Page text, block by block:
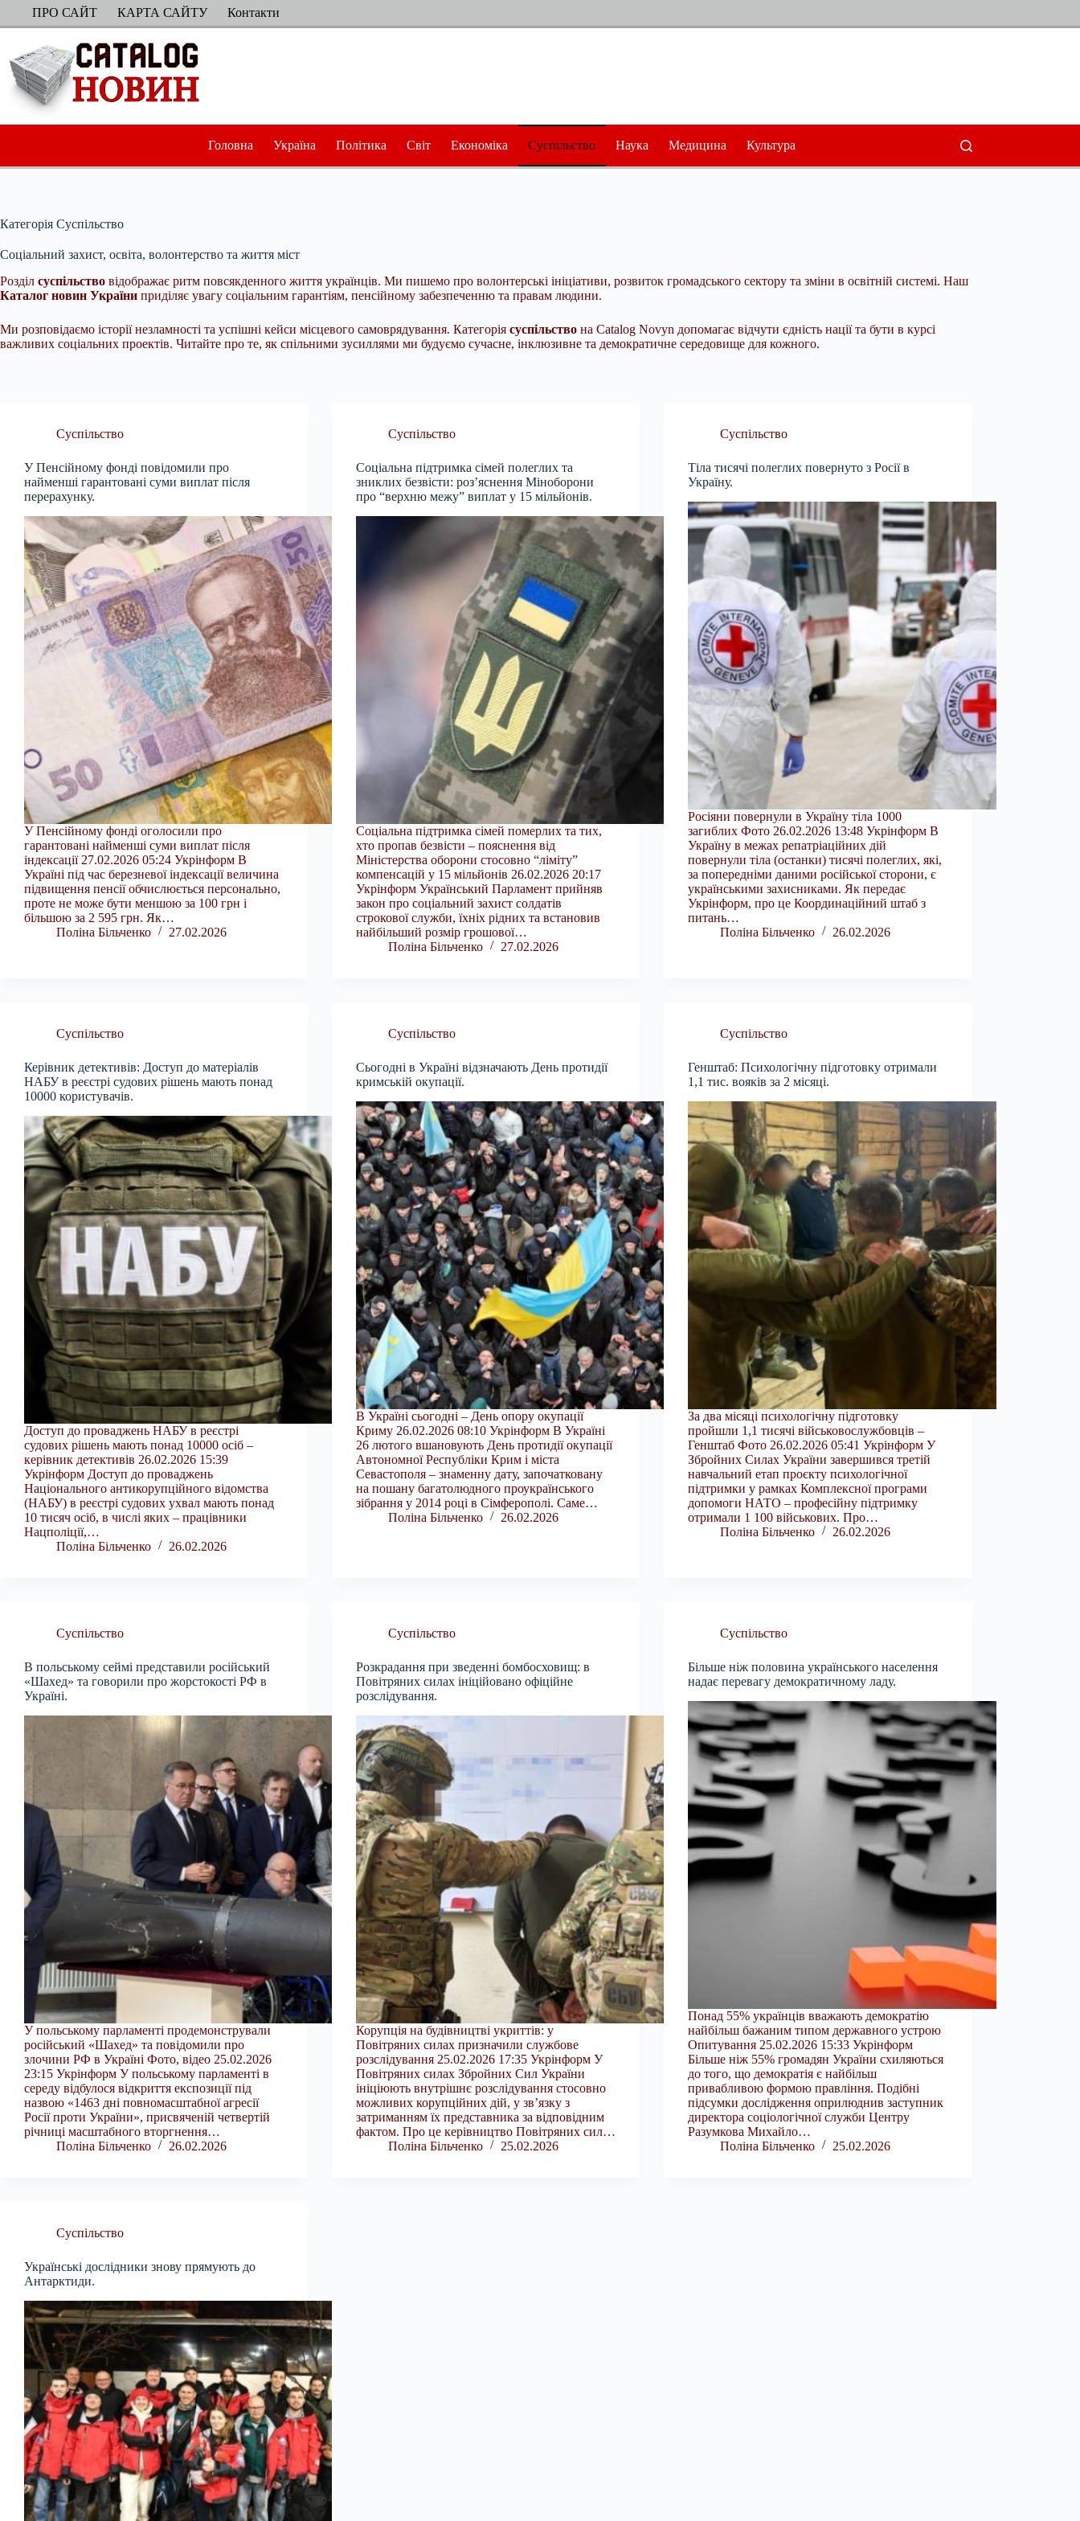
ПерейтиПРО САЙТ КАРТА САЙТУ Контакти
Головна Україна Політика Світ Економіка Суспільство Наука Медицина Культура
Категорія Суспільство
Соціальний захист, освіта, волонтерство та життя міст
Розділ суспільство відображає ритм повсякденного життя українців. Ми пишемо про волонтерські ініціативи, розвиток громадського сектору та зміни в освітній системі. Наш
Каталог новин України приділяє увагу соціальним гарантіям, пенсійному забезпеченню та правам людини.
Ми розповідаємо історії незламності та успішні кейси місцевого самоврядування. Категорія суспільство на Catalog Novyn допомагає відчути єдність нації та бути в курсі
важливих соціальних проектів. Читайте про те, як спільними зусиллями ми будуємо сучасне, інклюзивне та демократичне середовище для кожного.
Суспільство
У Пенсійному фонді повідомили про
найменші гарантовані суми виплат після
перерахунку.
У Пенсійному фонді оголосили про
гарантовані найменші суми виплат після
індексації 27.02.2026 05:24 Укрінформ В
Україні під час березневої індексації величина
підвищення пенсії обчислюється персонально,
проте не може бути меншою за 100 грн і
більшою за 2 595 грн. Як…
Поліна Більченко
27.02.2026
Суспільство
Соціальна підтримка сімей полеглих та
зниклих безвісти: роз’яснення Міноборони
про “верхню межу” виплат у 15 мільйонів.
Соціальна підтримка сімей померлих та тих,
хто пропав безвісти – пояснення від
Міністерства оборони стосовно “ліміту”
компенсацій у 15 мільйонів 26.02.2026 20:17
Укрінформ Український Парламент прийняв
закон про соціальний захист солдатів
строкової служби, їхніх рідних та встановив
найбільший розмір грошової…
Поліна Більченко
27.02.2026
Суспільство
Тіла тисячі полеглих повернуто з Росії в
Україну.
Росіяни повернули в Україну тіла 1000
загиблих Фото 26.02.2026 13:48 Укрінформ В
Україну в межах репатріаційних дій
повернули тіла (останки) тисячі полеглих, які,
за попередніми даними російської сторони, є
українськими захисниками. Як передає
Укрінформ, про це Координаційний штаб з
питань…
Поліна Більченко
26.02.2026
Суспільство
Керівник детективів: Доступ до матеріалів
НАБУ в реєстрі судових рішень мають понад
10000 користувачів.
Доступ до проваджень НАБУ в реєстрі
судових рішень мають понад 10000 осіб –
керівник детективів 26.02.2026 15:39
Укрінформ Доступ до проваджень
Національного антикорупційного відомства
(НАБУ) в реєстрі судових ухвал мають понад
10 тисяч осіб, в числі яких – працівники
Нацполіції,…
Поліна Більченко
26.02.2026
Суспільство
Сьогодні в Україні відзначають День протидії
кримській окупації.
В Україні сьогодні – День опору окупації
Криму 26.02.2026 08:10 Укрінформ В Україні
26 лютого вшановують День протидії окупації
Автономної Республіки Крим і міста
Севастополя – знаменну дату, започатковану
на пошану багатолюдного проукраїнського
зібрання у 2014 році в Сімферополі. Саме…
Поліна Більченко
26.02.2026
Суспільство
Генштаб: Психологічну підготовку отримали
1,1 тис. вояків за 2 місяці.
За два місяці психологічну підготовку
пройшли 1,1 тисячі військовослужбовців –
Генштаб Фото 26.02.2026 05:41 Укрінформ У
Збройних Силах України завершився третій
навчальний етап проєкту психологічної
підтримки у рамках Комплексної програми
допомоги НАТО – професійну підтримку
отримали 1 100 військових. Про…
Поліна Більченко
26.02.2026
Суспільство
В польському сеймі представили російський
«Шахед» та говорили про жорстокості РФ в
Україні.
У польському парламенті продемонстрували
російський «Шахед» та повідомили про
злочини РФ в Україні Фото, відео 25.02.2026
23:15 Укрінформ У польському парламенті в
середу відбулося відкриття експозиції під
назвою «1463 дні повномасштабної агресії
Росії проти України», присвяченій четвертій
річниці масштабного вторгнення…
Поліна Більченко
26.02.2026
Суспільство
Розкрадання при зведенні бомбосховищ: в
Повітряних силах ініційовано офіційне
розслідування.
Корупція на будівництві укриттів: у
Повітряних силах призначили службове
розслідування 25.02.2026 17:35 Укрінформ У
Повітряних силах Збройних Сил України
ініціюють внутрішнє розслідування стосовно
можливих корупційних дій, у зв’язку з
затриманням їх представника за відповідним
фактом. Про це керівництво Повітряних сил…
Поліна Більченко
25.02.2026
Суспільство
Більше ніж половина українського населення
надає перевагу демократичному ладу.
Понад 55% українців вважають демократію
найбільш бажаним типом державного устрою
Опитування 25.02.2026 15:33 Укрінформ
Більше ніж 55% громадян України схиляються
до того, що демократія є найбільш
привабливою формою правління. Подібні
підсумки дослідження оприлюднив заступник
директора соціологічної служби Центру
Разумкова Михайло…
Поліна Більченко
25.02.2026
Суспільство
Українські дослідники знову прямують до
Антарктиди.